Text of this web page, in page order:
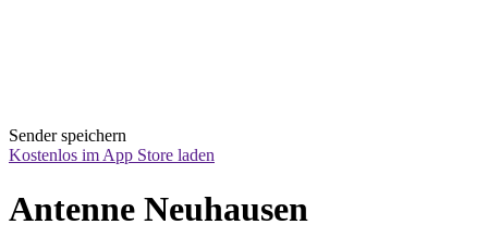
Sender speichern
Kostenlos im App Store laden
Antenne Neuhausen